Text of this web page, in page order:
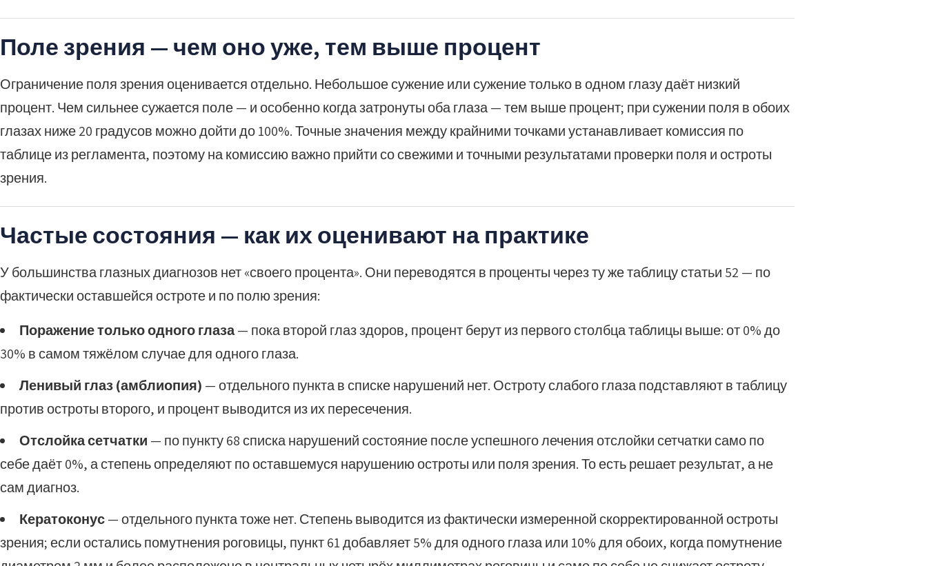
Поле зрения — чем оно уже, тем выше процент
Ограничение поля зрения оценивается отдельно. Небольшое сужение или сужение только в одном глазу даёт низкий
процент. Чем сильнее сужается поле — и особенно когда затронуты оба глаза — тем выше процент; при сужении поля в обоих
глазах ниже 20 градусов можно дойти до 100%. Точные значения между крайними точками устанавливает комиссия по
таблице из регламента, поэтому на комиссию важно прийти со свежими и точными результатами проверки поля и остроты
зрения.
Частые состояния — как их оценивают на практике
У большинства глазных диагнозов нет «своего процента». Они переводятся в проценты через ту же таблицу статьи 52 — по
фактически оставшейся остроте и по полю зрения:
Поражение только одного глаза— пока второй глаз здоров, процент берут из первого столбца таблицы выше: от 0% до
30% в самом тяжёлом случае для одного глаза.
Ленивый глаз (амблиопия) — отдельного пункта в списке нарушений нет. Остроту слабого глаза подставляют в таблицу
против остроты второго, и процент выводится из их пересечения.
Отслойка сетчатки — по пункту 68 списка нарушений состояние после успешного лечения отслойки сетчатки само по
себе даёт 0%, а степень определяют по оставшемуся нарушению остроты или поля зрения. То есть решает результат, а не
сам диагноз.
Кератоконус— отдельного пункта тоже нет. Степень выводится из фактически измеренной скорректированной остроты
зрения; если остались помутнения роговицы, пункт 61 добавляет 5% для одного глаза или 10% для обоих, когда помутнение